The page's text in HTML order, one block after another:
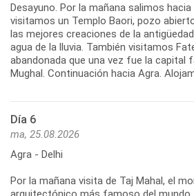
Desayuno. Por la mañana salimos
visitamos un Templo Baori, pozo
las mejores creaciones de la
agua de la lluvia. También visitamos
abandonada que una vez fue la capital
Mughal. Continuación hacia Agra.
Día 6
ma, 25.08.2026
Agra - Delhi
Por la mañana visita de Taj Mahal, el